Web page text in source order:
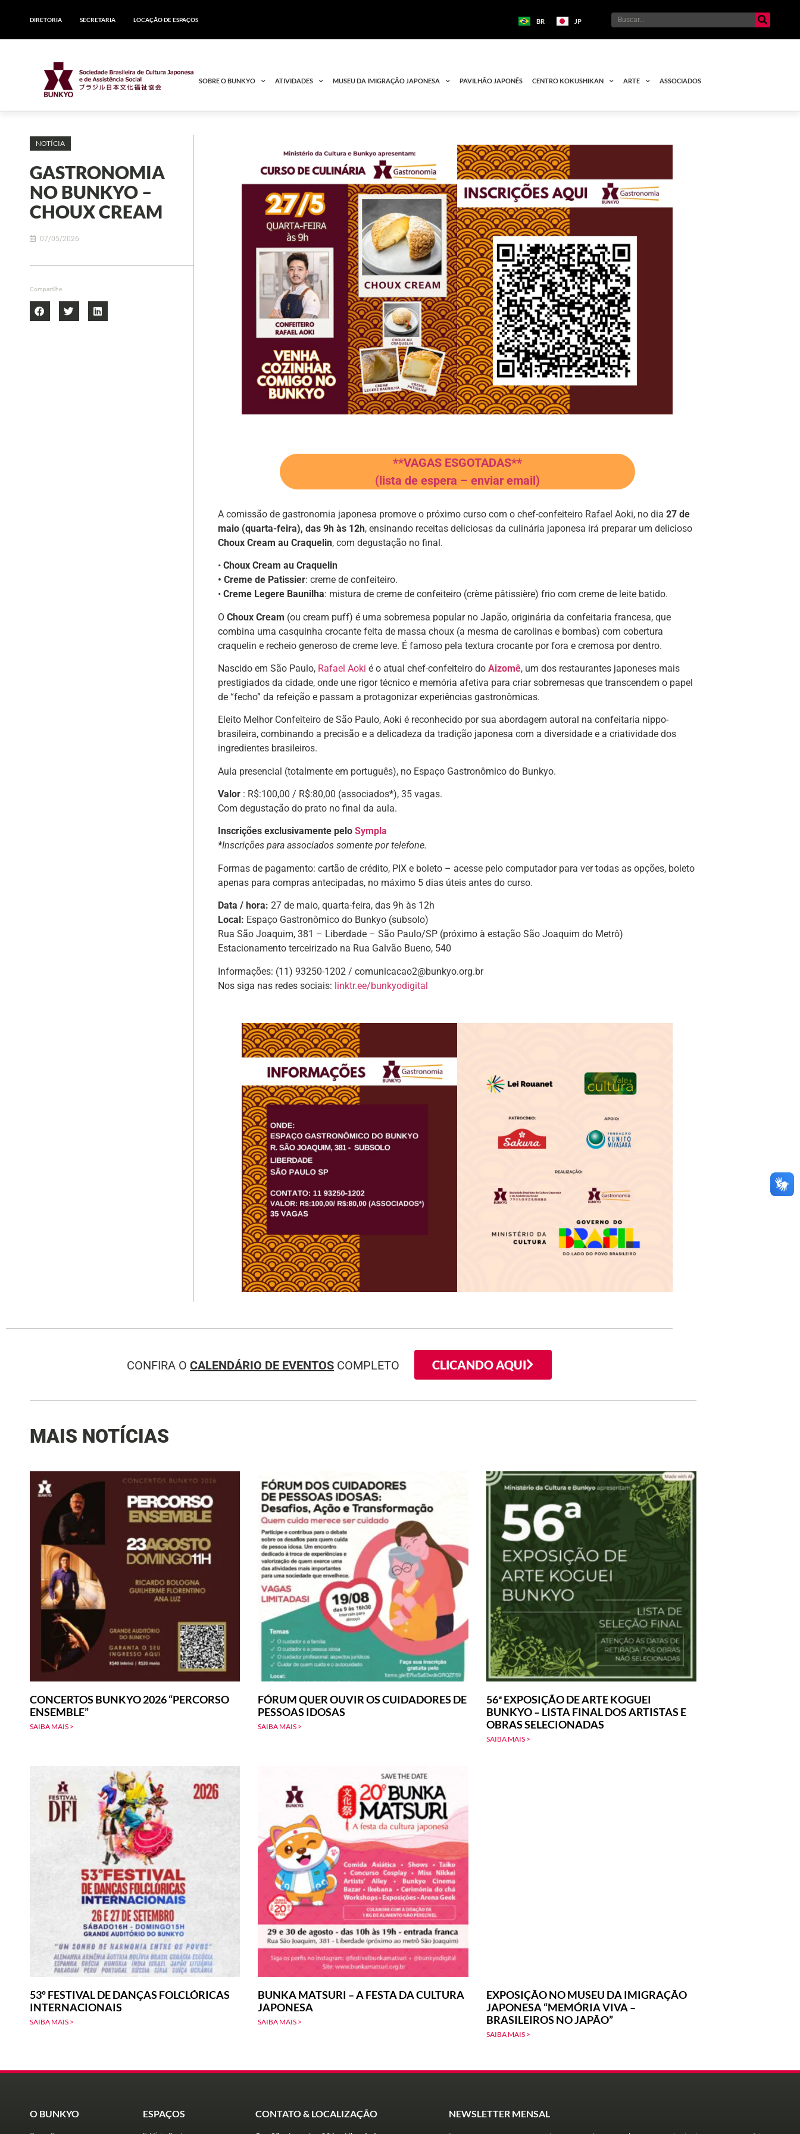
DIRETORIA SECRETARIA LOCAÇÃO DE ESPAÇOS BR JP
SOBRE O BUNKYO ATIVIDADES MUSEU DA IMIGRAÇÃO JAPONESA PAVILHÃO JAPONÊS CENTRO KOKUSHIKAN ARTE ASSOCIADOS
NOTÍCIA
GASTRONOMIA
NO BUNKYO –
CHOUX CREAM
07/05/2026
Compartilhe
**VAGAS ESGOTADAS**
(lista de espera – enviar email)
A comissão de gastronomia japonesa promove o próximo curso com o chef-confeiteiro Rafael Aoki, no dia27 de
maio (quarta-feira), das 9h às 12h, ensinando receitas deliciosas da culinária japonesa irá preparar um delicioso
Choux Cream au Craquelin, com degustação no final.
•Choux Cream au Craquelin
• Creme de Patissier: creme de confeiteiro.
•Creme Legere Baunilha: mistura de creme de confeiteiro (crème pâtissière) frio com creme de leite batido.
OChoux Cream (ou cream puff) é uma sobremesa popular no Japão, originária da confeitaria francesa, que
combina uma casquinha crocante feita de massa choux (a mesma de carolinas e bombas) com cobertura
craquelin e recheio generoso de creme leve. É famoso pela textura crocante por fora e cremosa por dentro.
Nascido em São Paulo, Rafael Aoki é o atual chef-confeiteiro doAizomê, um dos restaurantes japoneses mais
prestigiados da cidade, onde une rigor técnico e memória afetiva para criar sobremesas que transcendem o papel
de “fecho” da refeição e passam a protagonizar experiências gastronômicas.
Eleito Melhor Confeiteiro de São Paulo, Aoki é reconhecido por sua abordagem autoral na confeitaria nippo-
brasileira, combinando a precisão e a delicadeza da tradição japonesa com a diversidade e a criatividade dos
ingredientes brasileiros.
Aula presencial (totalmente em português), no Espaço Gastronômico do Bunkyo.
Valor : R$:100,00 / R$:80,00 (associados*), 35 vagas.
Com degustação do prato no final da aula.
Inscrições exclusivamente peloSympla
*Inscrições para associados somente por telefone.
Formas de pagamento: cartão de crédito, PIX e boleto – acesse pelo computador para ver todas as opções, boleto
apenas para compras antecipadas, no máximo 5 dias úteis antes do curso.
Data / hora: 27 de maio, quarta-feira, das 9h às 12h
Local: Espaço Gastronômico do Bunkyo (subsolo)
Rua São Joaquim, 381 – Liberdade – São Paulo/SP (próximo à estação São Joaquim do Metrô)
Estacionamento terceirizado na Rua Galvão Bueno, 540
Informações: (11) 93250-1202 / comunicacao2@bunkyo.org.br
Nos siga nas redes sociais: linktr.ee/bunkyodigital
CONFIRA O CALENDÁRIO DE EVENTOS COMPLETO CLICANDO AQUI
MAIS NOTÍCIAS
CONCERTOS BUNKYO 2026 “PERCORSO
ENSEMBLE”
SAIBA MAIS >
FÓRUM QUER OUVIR OS CUIDADORES DE
PESSOAS IDOSAS
SAIBA MAIS >
56ª EXPOSIÇÃO DE ARTE KOGUEI
BUNKYO – LISTA FINAL DOS ARTISTAS E
OBRAS SELECIONADAS
SAIBA MAIS >
53º FESTIVAL DE DANÇAS FOLCLÓRICAS
INTERNACIONAIS
SAIBA MAIS >
BUNKA MATSURI – A FESTA DA CULTURA
JAPONESA
SAIBA MAIS >
EXPOSIÇÃO NO MUSEU DA IMIGRAÇÃO
JAPONESA “MEMÓRIA VIVA –
BRASILEIROS NO JAPÃO”
SAIBA MAIS >
O BUNKYO ESPAÇOS CONTATO & LOCALIZAÇÃO NEWSLETTER MENSAL